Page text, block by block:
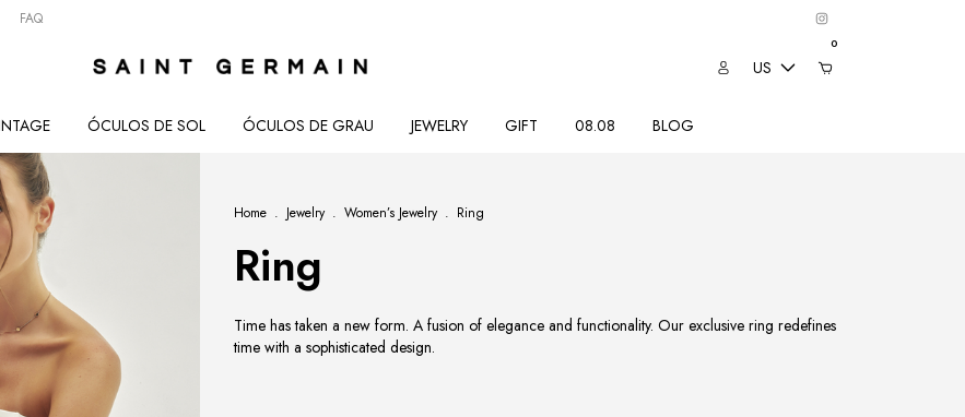
FAQ
US
0
ÓCULOS DE SOL ÓCULOS DE GRAU JEWELRY GIFT 08.08 BLOG
Home . Jewelry . Women’s Jewelry . Ring
Ring
Time has taken a new form. A fusion of elegance and functionality. Our exclusive ring redefines
time with a sophisticated design.